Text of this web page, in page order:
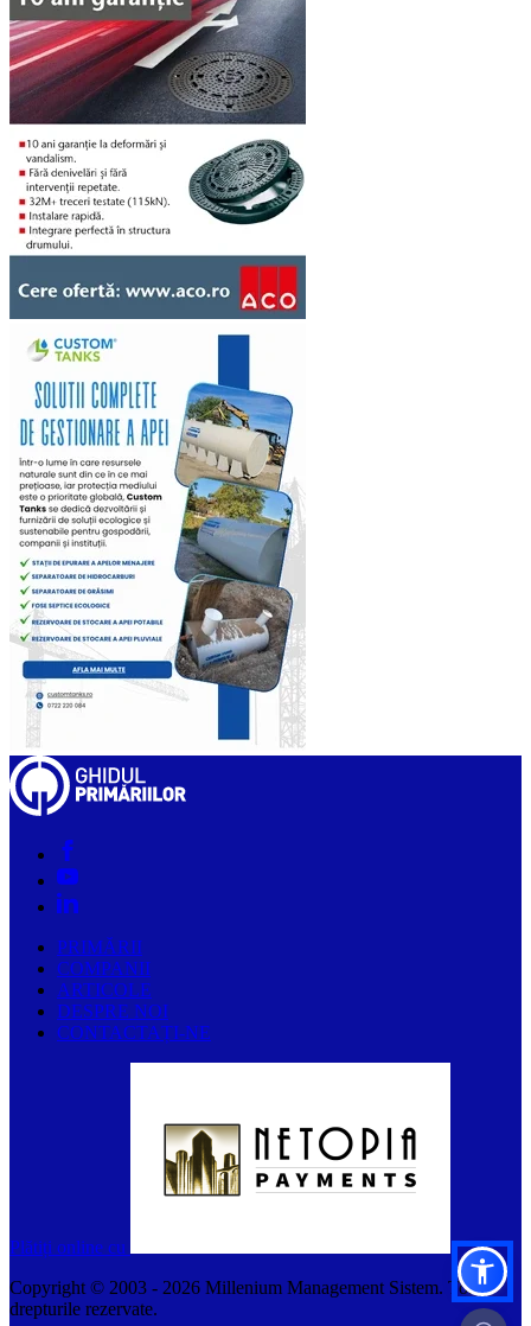
PRIMĂRII
COMPANII
ARTICOLE
DESPRE NOI
CONTACTAȚI-NE
Plătiți online cu
Copyright © 2003 - 2026 Millenium Management Sistem. Toate
drepturile rezervate.